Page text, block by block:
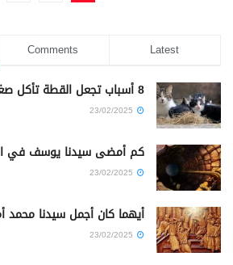
Comments Latest
8 أسباب تجعل القطة تأكل صغارها
كم أمضى سيدنا يوسف في
أيهما كان أجمل سيدنا